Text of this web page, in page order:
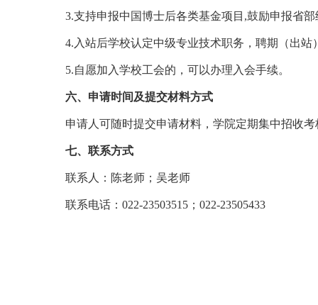
3.支持申报中国博士后各类基金项目,鼓励申报省
4.入站后学校认定中级专业技术职务，聘期（出
5.自愿加入学校工会的，可以办理入会手续。
六、申请时间及提交材料方式
申请人可随时提交申请材料，学院定期集中招收考
七、联系方式
联系人：陈老师；吴老师
联系电话： 022-23503515；022-23505433